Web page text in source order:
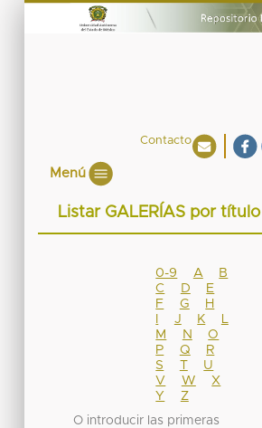
Contacto
Menú
Listar GALERÍAS por título
0-9 A
B
C
D
E
F
G
H
J K
M
N
O
P
Q
R
S
T
U
V
W
X
Y
Z
O introducir las primeras